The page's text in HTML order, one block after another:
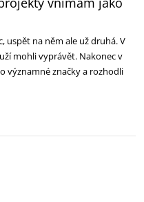
uspět na něm ale už druhá. V
mohli vyprávět. Nakonec v
významné značky a rozhodli